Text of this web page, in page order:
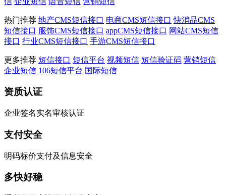
热门推荐 地产CMS短信接口 电商CMS短信接口 快消品CMS
短信接口 服饰CMS短信接口 appCMS短信接口 网站CMS短信
接口 行业CMS短信接口 手游CMS短信接口
更多推荐 短信接口 短信平台 视频短信 短信验证码 营销短信
企业短信 106短信平台 国际短信
资质认证
企业签名实名审核认证
支付安全
明码标价支付及信息安全
多快好稳